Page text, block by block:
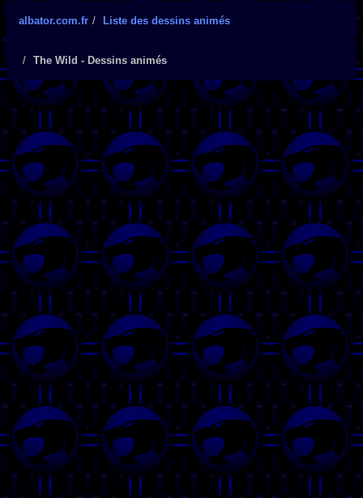
albator.com.fr Liste des dessins animés
The Wild - Dessins animés